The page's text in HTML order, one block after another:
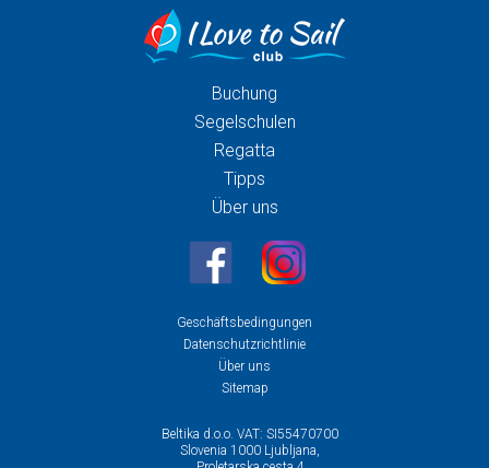
Buchung
Segelschulen
Regatta
Tipps
Über uns
Geschäftsbedingungen
Datenschutzrichtlinie
Über uns
Sitemap
Beltika d.o.o. VAT: SI55470700
Slovenia 1000 Ljubljana,